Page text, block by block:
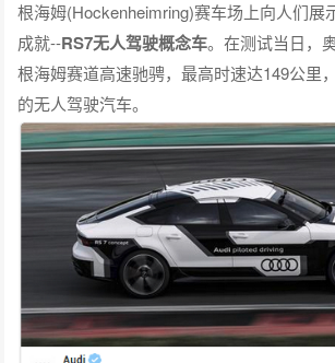
根海姆(Hockenheimring)赛车场上向人们展
成就--RS7无人驾驶概念车。在测试当日，
根海姆赛道高速驰骋，最高时速达149公里
的无人驾驶汽车。